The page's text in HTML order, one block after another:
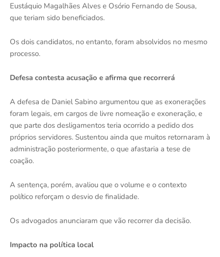
Eustáquio Magalhães Alves e Osório Fernando de Sousa,
que teriam sido beneficiados.
Os dois candidatos, no entanto, foram absolvidos no mesmo
processo.
Defesa contesta acusação e afirma que recorrerá
A defesa de Daniel Sabino argumentou que as exonerações
foram legais, em cargos de livre nomeação e exoneração, e
que parte dos desligamentos teria ocorrido a pedido dos
próprios servidores. Sustentou ainda que muitos retornaram à
administração posteriormente, o que afastaria a tese de
coação.
A sentença, porém, avaliou que o volume e o contexto
político reforçam o desvio de finalidade.
Os advogados anunciaram que vão recorrer da decisão.
Impacto na política local